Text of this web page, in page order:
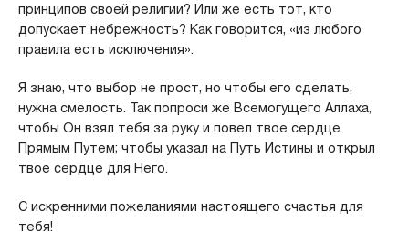
принципов своей религии? Или же есть тот, кто
допускает небрежность? Как говорится, «из любого
правила есть исключения».
Я знаю, что выбор не прост, но чтобы его сделать,
нужна смелость. Так попроси же Всемогущего Аллаха,
чтобы Он взял тебя за руку и повел твое сердце
Прямым Путем; чтобы указал на Путь Истины и открыл
твое сердце для Него.
С искренними пожеланиями настоящего счастья для
тебя!